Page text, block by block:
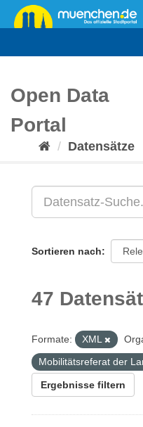
Überspringen
zum
Open Data
Portal
Datensätze
Sortieren nach
47
Formate: XML
Mobilitätsreferat der
Ergebnisse filtern